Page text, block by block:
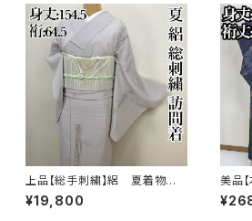
上品【総手刺繍】絽 夏着物
訪問着 正絹 s231
¥19,800
美品
紬 訪